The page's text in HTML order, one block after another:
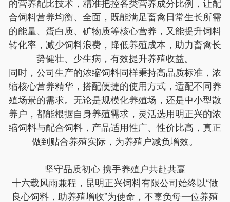
的营养配比技术，精准把控各类营养成分比例，让配
合饲料营养均衡、全面，既能满足畜禽日常生长所需
的能量、蛋白质、矿物质等核心营养，又能提升饲料
转化率，减少饲料浪费，降低养殖成本，助力畜禽长
势健壮、少生病，有效提升养殖收益。
同时，公司生产的浓缩饲料同样秉持高品质标准，浓
缩核心营养精华，搭配便捷的使用方式，适配不同养
殖场景的需求。无论是规模化养殖场，还是中小型散
养户，都能根据自身养殖需求，灵活选用明正兴的浓
缩饲料与配合饲料，产品适用性广、性价比高，真正
做到贴合养殖实际，为养殖户减负增效。
坚守品质初心 携手养殖户共赴共赢
十六载风雨兼程，昆明正兴饲料有限公司始终以“做
良心饲料，助养殖增收”为使命，不辜负每一位养殖